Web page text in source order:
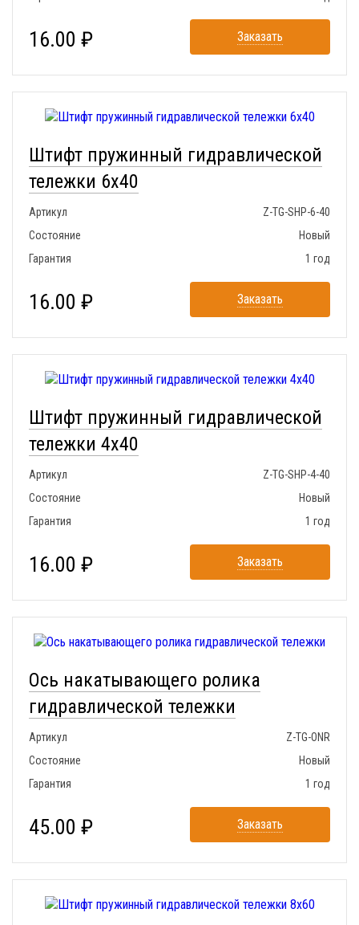
16.00 ₽ Заказать
Штифт пружинный гидравлической
тележки 6x40
Артикул
Z-TG-SHP-6-40
Состояние
Новый
Гарантия
1 год
16.00 ₽ Заказать
Штифт пружинный гидравлической
тележки 4x40
Артикул
Z-TG-SHP-4-40
Состояние
Новый
Гарантия
1 год
16.00 ₽ Заказать
Ось накатывающего ролика
гидравлической тележки
Артикул
Z-TG-ONR
Состояние
Новый
Гарантия
1 год
45.00 ₽ Заказать